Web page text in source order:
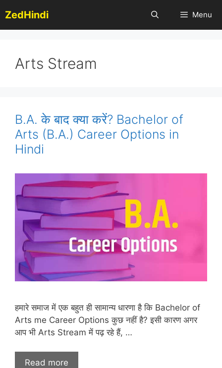
to
content
ZedHindi Menu
Arts Stream
B.A. के बाद क्या करें? Bachelor of
Arts (B.A.) Career Options in
Hindi
हमारे समाज में एक बहुत ही सामान्य धारणा है कि Bachelor of
Arts me Career Options कुछ नहीं है? इसी कारण अगर
आप भी Arts Stream में पढ़ रहे हैं, …
Read more